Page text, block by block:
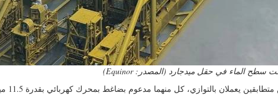
يعملان بالتوازي، كل منهما مدعوم بضاغط بمحرك كهربائي بقدرة 11.5 ميجاوات.